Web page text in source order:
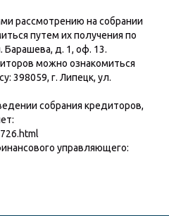
рассмотрению на собрании
путем их получения по
Барашева, д. 1, оф. 13.
можно ознакомиться
398059, г. Липецк, ул.
собрания кредиторов,
управляющего: